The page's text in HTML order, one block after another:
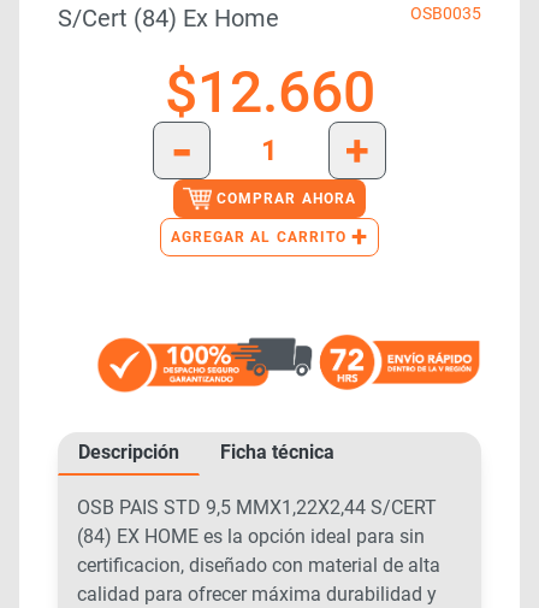
S/cert (84) Ex Home
OSB0035
$12.660
-
+
COMPRAR AHORA
AGREGAR AL CARRITO +
Descripción Ficha técnica
OSB PAIS STD 9,5 MMX1,22X2,44 S/CERT
(84) EX HOME es la opción ideal para sin
certificacion, diseñado con material de alta
calidad para ofrecer máxima durabilidad y